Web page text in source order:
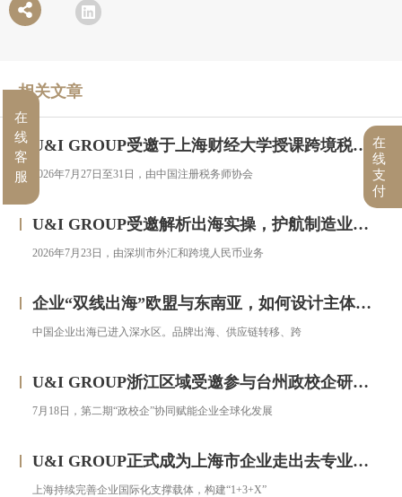
相关文章
U&I GROUP受邀于上海财经大学授课跨境税务合规与高净值人群财务税务服务专题研修班
2026年7月27日至31日，由中国注册税务师协会
U&I GROUP受邀解析出海实操，护航制造业企业汇率风险管理
2026年7月23日，由深圳市外汇和跨境人民币业务
企业“双线出海”欧盟与东南亚，如何设计主体架构？——对话汇智集团
中国企业出海已进入深水区。品牌出海、供应链转移、跨
U&I GROUP浙江区域受邀参与台州政校企研修班，助力浙企搭建跨境投资合规框架
7月18日，第二期“政校企”协同赋能企业全球化发展
U&I GROUP正式成为上海市企业走出去专业服务联盟成员
上海持续完善企业国际化支撑载体，构建“1+3+X”
在
线
客
服
在
线
支
付